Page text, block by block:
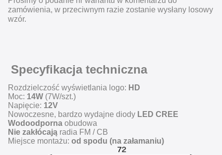
zamówienia, w przeciwnym razie zostanie wysłany losowy
wzór.
Specyfikacja techniczna
Rozdzielczość wyświetlania logo: HD
Moc: 14W (7W/szt.)
Napięcie: 12V
Nowoczesne, bardzo wydajne diody LED CREE
Wodoodporna obudowa
Nie zakłócają radia FM / CB
Miejsce montażu: od spodu (na załamaniu)